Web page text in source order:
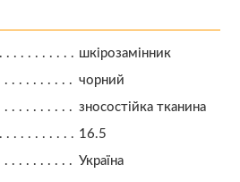
шкірозамінник
чорний
зносостійка тканина
16.5
Україна